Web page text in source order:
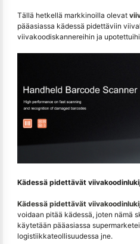
Tällä hetkellä markkinoilla olevat
pääasiassa kädessä pidettäviin
viivakoodiskannereihin ja
Kädessä pidettävät
Kädessä pidettävät
voidaan pitää kädessä, joten nämä
käytetään pääasiassa
logistiikkateollisuudessa jne.